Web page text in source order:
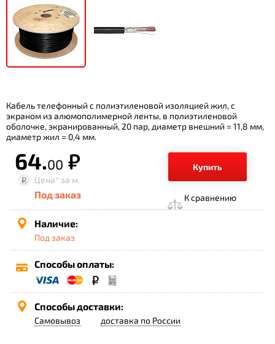
Кабель телефонный с полиэтиленовой изоляцией жил, с
экраном из алюмополимерной ленты, в полиэтиленовой
оболочке, экранированный, 20 пар, диаметр внешний = 11,8 мм,
диаметр жил = 0,4 мм.
64.00 р.
Купить
Цена* за м.
Под заказ К сравнению
Наличие:
Под заказ
Способы оплаты:
Способы доставки:
Самовывоз доставка по России